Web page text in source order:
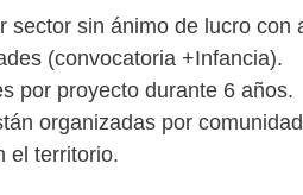
sector sin ánimo de lucro con
(convocatoria +Infancia).
por proyecto durante 6 años.
organizadas por
el territorio.